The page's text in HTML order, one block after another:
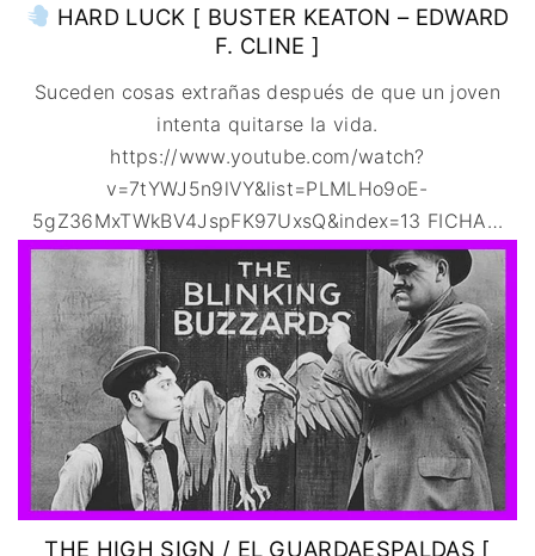
HARD LUCK [ BUSTER KEATON – EDWARD
F. CLINE ]
Suceden cosas extrañas después de que un joven
intenta quitarse la vida.
https://www.youtube.com/watch?
v=7tYWJ5n9lVY&list=PLMLHo9oE-
5gZ36MxTWkBV4JspFK97UxsQ&index=13 FICHA…
THE HIGH SIGN / EL GUARDAESPALDAS [